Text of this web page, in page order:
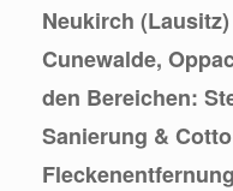
Neukirch
Cunewalde,
den Bereichen:
Sanierung &